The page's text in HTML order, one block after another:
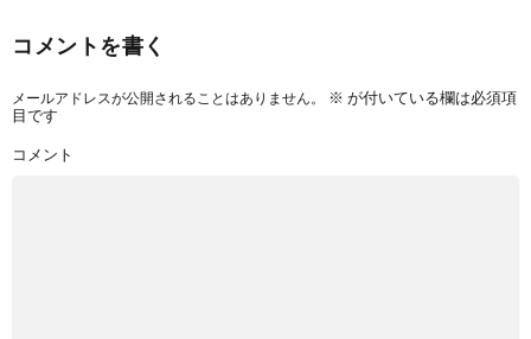
コメントを書く
メールアドレスが公開されることはありません。 ※ が付いている欄は必須項
目です
コメント